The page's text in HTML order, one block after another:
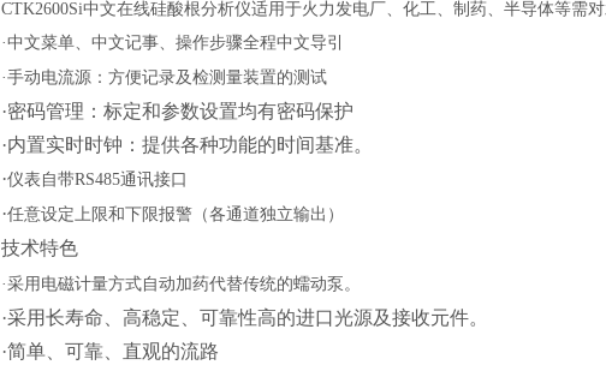
CTK2600Si中文在线硅酸根分析仪适用于火力发电厂、化工、制药、半导体等需
·中文菜单、中文记事、操作步骤全程中文导引
·手动电流源：方便记录及检测量装置的测试
·密码管理：标定和参数设置均有密码保护
·内置实时时钟：提供各种功能的时间基准。
·仪表自带RS485通讯接口
·任意设定上限和下限报警 （各通道独立输出 ）
技术特色
·采用电磁计量方式自动加药代替传统的蠕动泵。
·采用长寿命、高稳定、可靠性高的进口光源及接收元件。
·简单、可靠、直观的流路